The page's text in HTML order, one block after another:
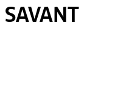
SAVANT